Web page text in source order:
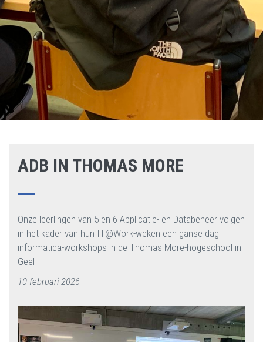
ADB IN THOMAS MORE
Onze leerlingen van 5 en 6 Applicatie- en Databeheer volgen
in het kader van hun IT@Work-weken een ganse dag
informatica-workshops in de Thomas More-hogeschool in
Geel
10 februari 2026